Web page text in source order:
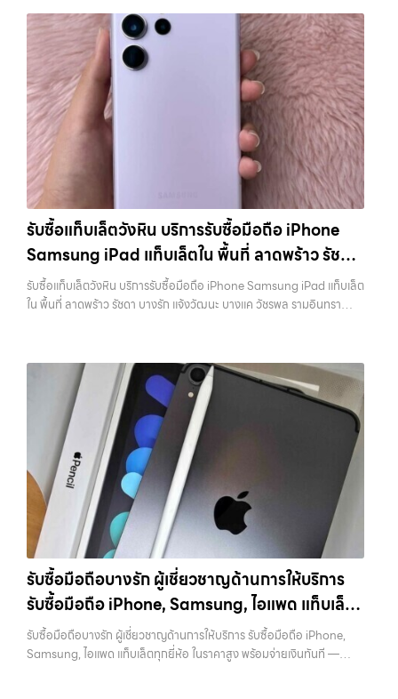
ทันที โดยเน้นบริการในพื้นที่ ลาดพร้าว, รัชดา, บางรัก, แจ้งวัฒนะ,…
รวดเร็วที่สุด ที่ “รับซื้อขายมือถือ.com” เราเข้าใจดีว่าอุปกรณ์แต่ละชิ้นไม่ใช่
แค่เครื่องใช้ไฟฟ้า แต่เป็นทรัพย์สินที่มีมูลค่า คุณอาจต้องการเปลี่ยนรุ่น หรือ
ต้องการเงินด่วน เราจึงมอบบริการประเมินสภาพเครื่อง ฟรี ปราบปราม
ความยุ่งยากทั้งหลาย โดยเน้น โปร่งใส มั่นใจได้ และจ่ายเงินทันทีเมื่อตกลง
ซื้อขายสำเร็จ บริการของเราครอบคลุมทั้ง iPhone สายใหม่-เก่า,
Samsung ทุกรุ่น, iPad และแท็บเล็ตทุกแบรนด์ เรารับถึงแม้จะอยู่ในสภาพ
ใช้งานแล้ว ตกแต่งแล้ว หรือมีรอยบ้าง เพราะมูลค่าของเครื่องไม่ได้ขึ้นอยู่แค่
ยี่ห้อ แต่ขึ้นอยู่กับสภาพจริง ความครบชุด และความสะดวกในการขายของ
คุณ เราจึงตั้งใจให้บริการในเขต ลาดพร้าว, รัชดา, บางรัก, แจ้งวัฒนะ,
บางแค, วัชรพล, รามอินทรา, บางนา, บางพลี, เกษตรนวมินทร์, เสนานิคม,
วังหิน อย่างเต็มที่ ไม่ว่าคุณจะค้นหาคำว่า “รับซื้อมือถือใกล้ฉัน”, “รับซื้อ
โทรศัพท์มือสองกรุงเทพ”, “ขาย iPad ได้ราคา”, “รับซื้อแท็บเล็ต กรุงเทพ
ถึงที่”, หรือ “รับซื้อ Samsung มือสอง ราคาสูง” — ที่นี่คือคำตอบ เพราะ
บริการของเรามุ่งตรงให้คุณได้รับราคาและความสะดวกสบายที่เหนือกว่า
เลือกเราแล้วคุณจะได้บริการที่คุณไว้วางใจ พร้อมทีมงานที่พร้อมอำนวย
ความสะดวก นัดรับถึงที่ ตรวจสภาพอย่างมืออาชีพ และจ่ายเงินทันที
ทั้งหมดนี้เพื่อให้การขายอุปกรณ์ของคุณเป็นเรื่องง่ายขึ้น ดีกว่า รวดเร็วกว่า
ทันที โดยเน้นบริการในพื้นที่ ลาดพร้าว, รัชดา, บางรัก,…
วัชรพล รามอินทรา รับซื้อไอแพดวังหิน — ผู้เชี่ยวชาญด้านการให้บริการ รับ
ซื้อมือถือ iPhone, Samsung, ไอแพด แท็บเล็ตทุกยี่ห้อ ในราคาสูง พร้อม
จ่ายเงินทันที รับซื้อไอแพดวังหิน ผู้เชี่ยวชาญด้านการให้บริการ รับซื้อมือถือ
iPhone, Samsung, ไอแพด แท็บเล็ตทุกยี่ห้อ ในราคาสูง พร้อมจ่ายเงิน
ทันที รับซื้อ iPad… รับซื้อไอแพดวังหิน รับซื้อ iPad และแท็บเล็ตทุกแบรนด์
ทุกสภาพ — ขอขายง่าย ได้เงินเร็ว ประสบการณ์เหนือระดับกับการ รับซื้อ
ไอโฟน, รับซื้อไอแพด, รับซื้อมือถือ ยินดีต้อนรับสู่ “รับซื้อขายมือถือ.com”
เว็บไซต์ที่คุณไว้วางใจได้ สำหรับบริการ รับซื้อ มือถือ iPhone, Samsung,
iPad, แท็บเล็ต ทุกยี่ห้อ ให้ราคาสูง พร้อมจ่ายเงินทันที ครอบคลุมพื้นที่
ลาดพร้าว, รัชดา, บางรัก, แจ้งวัฒนะ, บางแค, วัชรพล, รามอินทรา และเขต
กรุงเทพฯ ใกล้ “ใกล้ ฉัน” ที่สุด ในยุคที่สมาร์ทโฟน แท็บเล็ต และอุปกรณ์ไอที
ใหม่ๆ เปลี่ยนรุ่นกันแทบทุกช่วงเวลา อุปกรณ์ที่คุณใช้แล้วอาจกลายเป็นของ
ที่ไม่ได้ใช้งานอยู่เฉยๆ เว็บไซต์ของเราจึงเกิดขึ้นเพื่อเป็นทางเลือกให้คุณ
สามารถเปลี่ยนอุปกรณ์ที่ไม่ใช้แล้วให้กลายเป็นเงินสดได้ทันที ด้วยบริการ รับ
แท็บเล็ต, รับซื้อสินค้าไอทีกรุงเทพมหานคร อย่างครบวงจร ไม่ว่าคุณจะอยู่
โซนเมืองหรือเขตชานเมือง เรามีทีมงานพร้อมให้บริการถึงที่ในพื้นที่ “ใกล้
ต้องการเปลี่ยนรุ่น หรือต้องการเงินด่วน เราจึงมอบบริการประเมินสภาพ
เครื่อง ฟรี ปราบปรามความยุ่งยากทั้งหลาย โดยเน้น โปร่งใส มั่นใจได้ และ
จ่ายเงินทันทีเมื่อตกลงซื้อขายสำเร็จ บริการของเราครอบคลุมทั้ง iPhone
สายใหม่-เก่า, Samsung ทุกรุ่น, iPad และแท็บเล็ตทุกแบรนด์ เรารับถึงแม้
จะอยู่ในสภาพใช้งานแล้ว ตกแต่งแล้ว หรือมีรอยบ้าง เพราะมูลค่าของเครื่อง
ไม่ได้ขึ้นอยู่แค่ยี่ห้อ แต่ขึ้นอยู่กับสภาพจริง ความครบชุด และความสะดวกใน
การขายของคุณ เราจึงตั้งใจให้บริการในเขต ลาดพร้าว, รัชดา, บางรัก,
แจ้งวัฒนะ, บางแค, วัชรพล, รามอินทรา, บางนา, บางพลี, เกษตรนวมินทร์,
เสนานิคม, วังหิน อย่างเต็มที่ ไม่ว่าคุณจะค้นหาคำว่า “รับซื้อมือถือใกล้ฉัน”,
“รับซื้อโทรศัพท์มือสองกรุงเทพ”, “ขาย iPad ได้ราคา”, “รับซื้อแท็บเล็ต
กรุงเทพถึงที่”, หรือ “รับซื้อ Samsung มือสอง ราคาสูง” — ที่นี่คือคำตอบ
เพราะบริการของเรามุ่งตรงให้คุณได้รับราคาและความสะดวกสบายที่เหนือ
กว่า เลือกเราแล้วคุณจะได้บริการที่คุณไว้วางใจ พร้อมทีมงานที่พร้อม
อำนวยความสะดวก นัดรับถึงที่ ตรวจสภาพอย่างมืออาชีพ และจ่ายเงินทันที
ทั้งหมดนี้เพื่อให้การขายอุปกรณ์ของคุณเป็นเรื่องง่ายขึ้น ดีกว่า รวดเร็วกว่า
และคุ้มค่ากว่า ทำไมต้องเลือกเรา ผู้เชี่ยวชาญด้านการให้บริการ รับซื้อมือถือ
iPhone, Samsung, ไอแพด แท็บเล็ตทุกยี่ห้อ ในราคาสูง พร้อมจ่ายเงิน
รับซื้อแท็บเล็ตวังหิน บริการรับซื้อมือถือ iPhone
Samsung iPad แท็บเล็ตใน พื้นที่ ลาดพร้าว รัชดา
บางรัก แจ้งวัฒนะ บางแค วัชรพล รามอินทรา
พร้อมจ่ายเงินทันที
รับซื้อแท็บเล็ตวังหิน บริการรับซื้อมือถือ iPhone Samsung iPad แท็บเล็ต
ใน พื้นที่ ลาดพร้าว รัชดา บางรัก แจ้งวัฒนะ บางแค วัชรพล รามอินทรา
ดา บางรัก แจ้งวัฒนะ บางแค วัชรพล รามอินทรา รับซื้อแท็บเล็ตวังหิน —
บริการรับซื้อมือถือ iPhone Samsung iPad แท็บเล็ตใน พื้นที่ ลาดพร้าว
รัชดา บางรัก แจ้งวัฒนะ บางแค วัชรพล รามอินทรา พร้อมจ่ายเงินทันที รับ
ซื้อแท็บเล็ตวังหิน บริการรับซื้อมือถือ iPhone Samsung iPad แท็บเล็ตใน
พื้นที่ ลาดพร้าว รัชดา บางรัก แจ้งวัฒนะ บางแค วัชรพล รามอินทรา พร้อม
จ่ายเงินทันที… รับซื้อแท็บเล็ตวังหิน รับซื้อ iPad และแท็บเล็ตทุกแบรนด์ ทุก
สภาพ — ขอขายง่าย ได้เงินเร็ว ประสบการณ์เหนือระดับกับการ รับซื้อไอ
โฟน, รับซื้อไอแพด, รับซื้อมือถือ ยินดีต้อนรับสู่ “รับซื้อขายมือถือ.com”
เว็บไซต์ที่คุณไว้วางใจได้ สำหรับบริการ รับซื้อ มือถือ iPhone, Samsung,
iPad, แท็บเล็ต ทุกยี่ห้อ ให้ราคาสูง พร้อมจ่ายเงินทันที ครอบคลุมพื้นที่
ลาดพร้าว, รัชดา, บางรัก, แจ้งวัฒนะ, บางแค, วัชรพล, รามอินทรา และเขต
กรุงเทพฯ ใกล้ “ใกล้ ฉัน” ที่สุด ในยุคที่สมาร์ทโฟน แท็บเล็ต และอุปกรณ์ไอที
ใหม่ๆ เปลี่ยนรุ่นกันแทบทุกช่วงเวลา อุปกรณ์ที่คุณใช้แล้วอาจกลายเป็นของ
ที่ไม่ได้ใช้งานอยู่เฉยๆ เว็บไซต์ของเราจึงเกิดขึ้นเพื่อเป็นทางเลือกให้คุณ
สามารถเปลี่ยนอุปกรณ์ที่ไม่ใช้แล้วให้กลายเป็นเงินสดได้ทันที ด้วยบริการ รับ
ซื้อไอโฟน, รับซื้อไอแพด, รับซื้อมือถือ, รับซื้อโทรศัพท์, รับซื้อโน๊ตบุ๊ค, รับซื้อ
แท็บเล็ต, รับซื้อสินค้าไอทีกรุงเทพมหานคร อย่างครบวงจร ไม่ว่าคุณจะอยู่
รับซื้อมือถือบางรัก ผู้เชี่ยวชาญด้านการให้บริการ
รับซื้อมือถือ iPhone, Samsung, ไอแพด แท็บเล็ต
ทุกยี่ห้อ ในราคาสูง พร้อมจ่ายเงินทันที
รับซื้อมือถือบางรัก ผู้เชี่ยวชาญด้านการให้บริการ รับซื้อมือถือ iPhone,
Samsung, ไอแพด แท็บเล็ตทุกยี่ห้อ ในราคาสูง พร้อมจ่ายเงินทันที —